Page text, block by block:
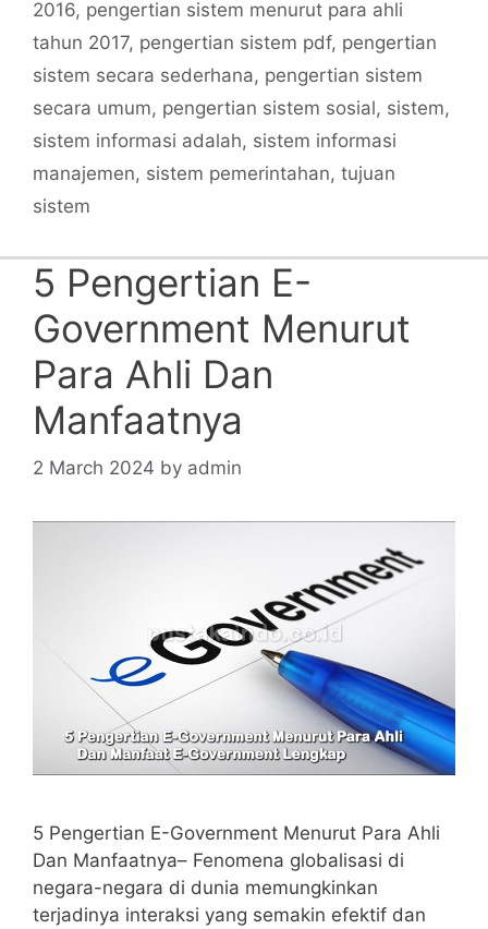
2016, pengertian sistem menurut para ahli
tahun 2017, pengertian sistem pdf, pengertian
sistem secara sederhana, pengertian sistem
secara umum, pengertian sistem sosial, sistem,
sistem informasi adalah, sistem informasi
manajemen, sistem pemerintahan, tujuan
sistem
5 Pengertian E-
Government Menurut
Para Ahli Dan
Manfaatnya
2 March 2024 by admin
5 Pengertian E-Government Menurut Para Ahli
Dan Manfaatnya– Fenomena globalisasi di
negara-negara di dunia memungkinkan
terjadinya interaksi yang semakin efektif dan